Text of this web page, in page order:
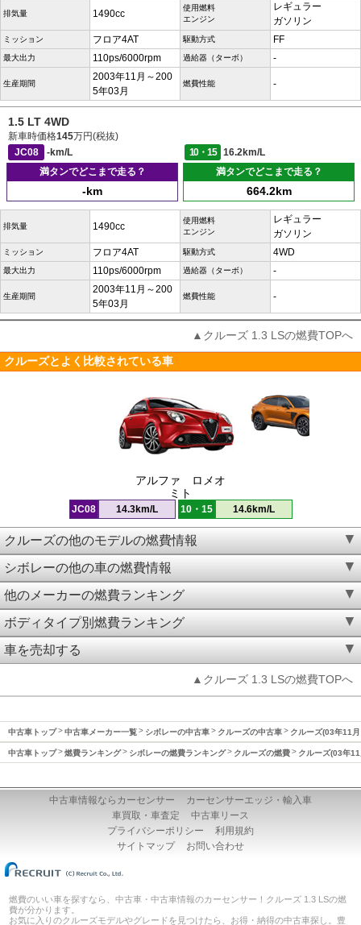
排気量 1490cc
使用燃料
エンジン
レギュラー
ガソリン
ミッション フロア4AT 駆動方式 FF
最大出力 110ps/6000rpm 過給器（ターボ） -
生産期間
2003年11月～200
5年03月
燃費性能 -
1.5 LT 4WD
新車時価格145万円(税抜)
JC08
-km/L 10・15
16.2km/L
満タンでどこまで走る？
-km
満タンでどこまで走る？
664.2km
排気量 1490cc
使用燃料
エンジン
レギュラー
ガソリン
ミッション フロア4AT 駆動方式 4WD
最大出力 110ps/6000rpm 過給器（ターボ） -
生産期間
2003年11月～200
5年03月
燃費性能 -
▲クルーズ 1.3 LSの燃費TOPへ
クルーズとよく比較されている車
アルファ ロメオ
ミト
JC08 14.3km/L 10・15 14.6km/L
クルーズの他のモデルの燃費情報
シボレーの他の車の燃費情報
他のメーカーの燃費ランキング
ボディタイプ別燃費ランキング
車を売却する
▲クルーズ 1.3 LSの燃費TOPへ
中古車トップ 中古車メーカー一覧 シボレーの中古車 クルーズの中古車 クルーズ(03年11
中古車トップ 燃費ランキング シボレーの燃費ランキング クルーズの燃費 クルーズ(03年
中古車情報ならカーセンサー
カーセンサーエッジ・輸入車
車買取・車査定
中古車リース
プライバシーポリシー
利用規約
サイトマップ
お問い合わせ
燃費のいい車を探すなら、中古車・中古車情報のカーセンサー！クルーズ 1.3 LSの燃
費が分かります。
お気に入りのクルーズモデルやグレードを見つけたら、お得・納得の中古車探し。豊